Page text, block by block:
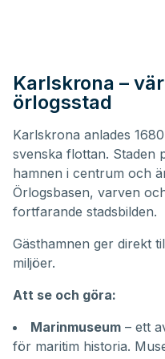
Karlskrona –
örlogsstad
Karlskrona anlades
svenska flottan. Staden
hamnen i centrum och
Örlogsbasen, varven
fortfarande stadsbilden.
Gästhamnen ger direkt
miljöer.
Att se och göra:
Marinmuseum – ett
för maritim historia.